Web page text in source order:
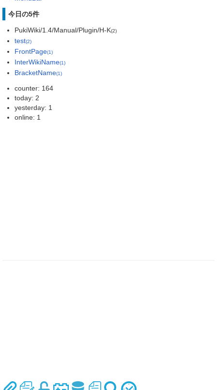
今日の5件
PukiWiki/1.4/Manual/Plugin/H-K(2)
test(2)
FrontPage(1)
InterWikiName(1)
BracketName(1)
counter: 164
today: 2
yesterday: 1
online: 1